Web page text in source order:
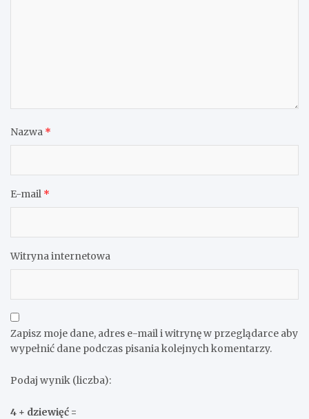
Nazwa *
E-mail *
Witryna internetowa
Zapisz moje dane, adres e-mail i witrynę w przeglądarce aby
wypełnić dane podczas pisania kolejnych komentarzy.
Podaj wynik (liczba):
4 + dziewięć =